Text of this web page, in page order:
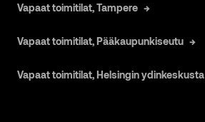
Vapaat toimitilat, Tampere
Vapaat toimitilat, Pääkaupunkiseutu
Vapaat toimitilat, Helsingin ydinkeskusta